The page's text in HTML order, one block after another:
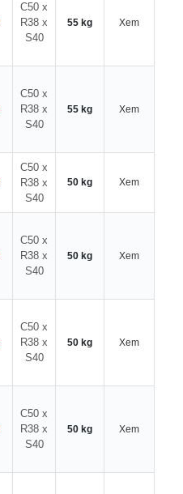
C50 x
R38 x
S40
55 kg Xem
C50 x
R38 x
S40
55 kg Xem
C50 x
R38 x
S40
50 kg Xem
C50 x
R38 x
S40
50 kg Xem
C50 x
R38 x
S40
50 kg Xem
C50 x
R38 x
S40
50 kg Xem